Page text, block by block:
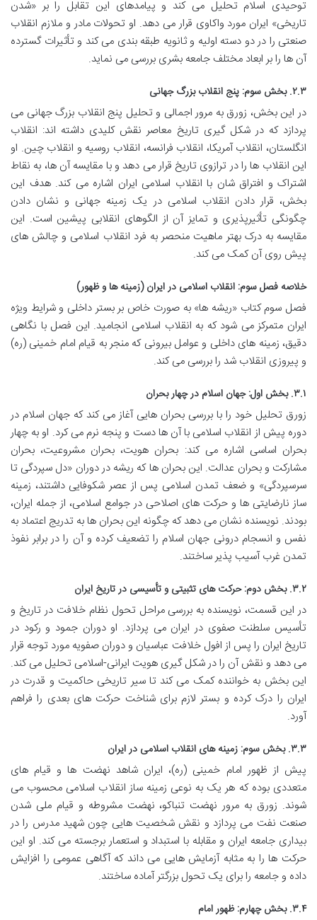
توحیدی اسلام تحلیل می کند و پیامدهای این تقابل را بر «شدن
تاریخی» ایران مورد واکاوی قرار می دهد. او تحولات مادر و ملازم انقلاب
صنعتی را در دو دسته اولیه و ثانویه طبقه بندی می کند و تأثیرات گسترده
آن ها را بر ابعاد مختلف جامعه بشری بررسی می نماید.
۲.۳. بخش سوم: پنج انقلاب بزرگ جهانی
در این بخش، زورق به مرور اجمالی و تحلیل پنج انقلاب بزرگ جهانی می
پردازد که در شکل گیری تاریخ معاصر نقش کلیدی داشته اند: انقلاب
انگلستان، انقلاب آمریکا، انقلاب فرانسه، انقلاب روسیه و انقلاب چین. او
این انقلاب ها را در ترازوی تاریخ قرار می دهد و با مقایسه آن ها، به نقاط
اشتراک و افتراق شان با انقلاب اسلامی ایران اشاره می کند. هدف این
بخش، قرار دادن انقلاب اسلامی در یک زمینه جهانی و نشان دادن
چگونگی تأثیرپذیری و تمایز آن از الگوهای انقلابی پیشین است. این
مقایسه به درک بهتر ماهیت منحصر به فرد انقلاب اسلامی و چالش های
پیش روی آن کمک می کند.
خلاصه فصل سوم: انقلاب اسلامی در ایران (زمینه ها و ظهور)
فصل سوم کتاب «ریشه ها» به صورت خاص بر بستر داخلی و شرایط ویژه
ایران متمرکز می شود که به انقلاب اسلامی انجامید. این فصل با نگاهی
دقیق، زمینه های داخلی و عوامل بیرونی که منجر به قیام امام خمینی (ره)
و پیروزی انقلاب شد را بررسی می کند.
۳.۱. بخش اول: جهان اسلام در چهار بحران
زورق تحلیل خود را با بررسی بحران هایی آغاز می کند که جهان اسلام در
دوره پیش از انقلاب اسلامی با آن ها دست و پنجه نرم می کرد. او به چهار
بحران اساسی اشاره می کند: بحران هویت، بحران مشروعیت، بحران
مشارکت و بحران عدالت. این بحران ها که ریشه در دوران «دل سپردگی تا
سرسپردگی» و ضعف تمدن اسلامی پس از عصر شکوفایی داشتند، زمینه
ساز نارضایتی ها و حرکت های اصلاحی در جوامع اسلامی، از جمله ایران،
بودند. نویسنده نشان می دهد که چگونه این بحران ها به تدریج اعتماد به
نفس و انسجام درونی جهان اسلام را تضعیف کرده و آن را در برابر نفوذ
تمدن غرب آسیب پذیر ساختند.
۳.۲. بخش دوم: حرکت های تثبیتی و تأسیسی در تاریخ ایران
در این قسمت، نویسنده به بررسی مراحل تحول نظام خلافت در تاریخ و
تأسیس سلطنت صفوی در ایران می پردازد. او دوران جمود و رکود در
تاریخ ایران را پس از افول خلافت عباسیان و دوران صفویه مورد توجه قرار
می دهد و نقش آن را در شکل گیری هویت ایرانی-اسلامی تحلیل می کند.
این بخش به خواننده کمک می کند تا سیر تاریخی حاکمیت و قدرت در
ایران را درک کرده و بستر لازم برای شناخت حرکت های بعدی را فراهم
آورد.
۳.۳. بخش سوم: زمینه های انقلاب اسلامی در ایران
پیش از ظهور امام خمینی (ره)، ایران شاهد نهضت ها و قیام های
متعددی بوده که هر یک به نوعی زمینه ساز انقلاب اسلامی محسوب می
شوند. زورق به مرور نهضت تنباکو، نهضت مشروطه و قیام ملی شدن
صنعت نفت می پردازد و نقش شخصیت هایی چون شهید مدرس را در
بیداری جامعه ایران و مقابله با استبداد و استعمار برجسته می کند. او این
حرکت ها را به مثابه آزمایش هایی می داند که آگاهی عمومی را افزایش
داده و جامعه را برای یک تحول بزرگتر آماده ساختند.
۳.۴. بخش چهارم: ظهور امام